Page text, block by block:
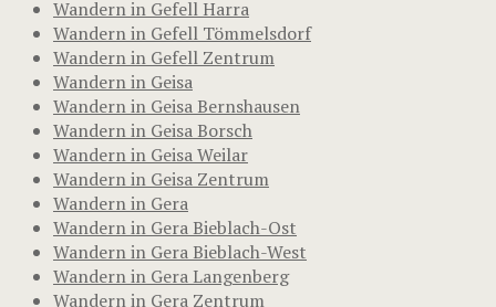
Wandern in Gefell Harra
Wandern in Gefell Tömmelsdorf
Wandern in Gefell Zentrum
Wandern in Geisa
Wandern in Geisa Bernshausen
Wandern in Geisa Borsch
Wandern in Geisa Weilar
Wandern in Geisa Zentrum
Wandern in Gera
Wandern in Gera Bieblach-Ost
Wandern in Gera Bieblach-West
Wandern in Gera Langenberg
Wandern in Gera Zentrum